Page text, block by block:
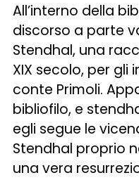
All’interno della
discorso a parte
Stendhal, una
XIX secolo, per gli
conte Primoli.
bibliofilo, e
egli segue le
Stendhal proprio
una vera